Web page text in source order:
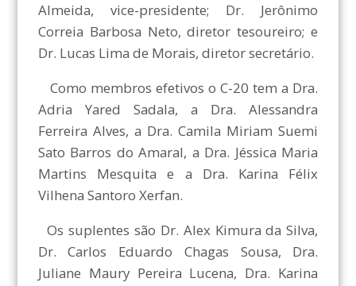
Almeida, vice-presidente; Dr. Jerônimo
Correia Barbosa Neto, diretor tesoureiro; e
Dr. Lucas Lima de Morais, diretor secretário.
Como membros efetivos o C-20 tem a Dra.
Adria Yared Sadala, a Dra. Alessandra
Ferreira Alves, a Dra. Camila Miriam Suemi
Sato Barros do Amaral, a Dra. Jéssica Maria
Martins Mesquita e a Dra. Karina Félix
Vilhena Santoro Xerfan.
Os suplentes são Dr. Alex Kimura da Silva,
Dr. Carlos Eduardo Chagas Sousa, Dra.
Juliane Maury Pereira Lucena, Dra. Karina